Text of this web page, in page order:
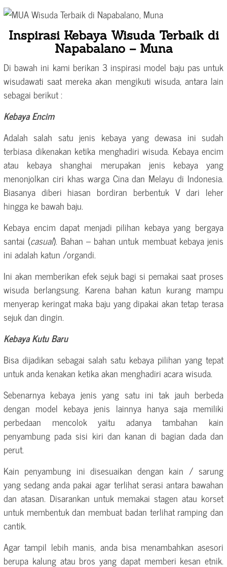
Inspirasi Kebaya Wisuda Terbaik di
Napabalano – Muna
Di bawah ini kami berikan 3 inspirasi model baju pas untuk
wisudawati saat mereka akan mengikuti wisuda, antara lain
sebagai berikut :
Kebaya Encim
Adalah salah satu jenis kebaya yang dewasa ini sudah
terbiasa dikenakan ketika menghadiri wisuda. Kebaya encim
atau kebaya shanghai merupakan jenis kebaya yang
menonjolkan ciri khas warga Cina dan Melayu di Indonesia.
Biasanya diberi hiasan bordiran berbentuk V dari leher
hingga ke bawah baju.
Kebaya encim dapat menjadi pilihan kebaya yang bergaya
santai (casual). Bahan – bahan untuk membuat kebaya jenis
ini adalah katun /organdi.
Ini akan memberikan efek sejuk bagi si pemakai saat proses
wisuda berlangsung. Karena bahan katun kurang mampu
menyerap keringat maka baju yang dipakai akan tetap terasa
sejuk dan dingin.
Kebaya Kutu Baru
Bisa dijadikan sebagai salah satu kebaya pilihan yang tepat
untuk anda kenakan ketika akan menghadiri acara wisuda.
Sebenarnya kebaya jenis yang satu ini tak jauh berbeda
dengan model kebaya jenis lainnya hanya saja memiliki
perbedaan mencolok yaitu adanya tambahan kain
penyambung pada sisi kiri dan kanan di bagian dada dan
perut.
Kain penyambung ini disesuaikan dengan kain / sarung
yang sedang anda pakai agar terlihat serasi antara bawahan
dan atasan. Disarankan untuk memakai stagen atau korset
untuk membentuk dan membuat badan terlihat ramping dan
cantik.
Agar tampil lebih manis, anda bisa menambahkan asesori
berupa kalung atau bros yang dapat memberi kesan etnik.